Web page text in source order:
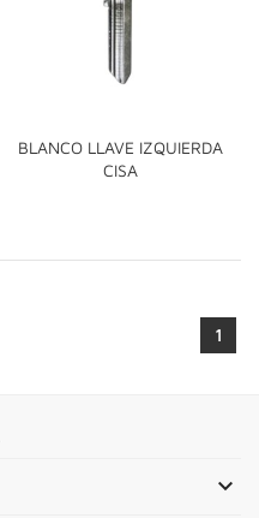
BLANCO LLAVE IZQUIERDA
CISA
1
